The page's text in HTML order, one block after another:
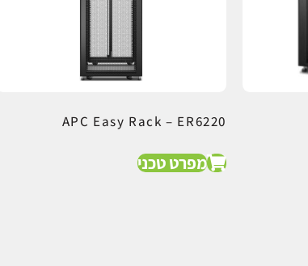
APC Easy Rack – ER6220
מפרט טכני